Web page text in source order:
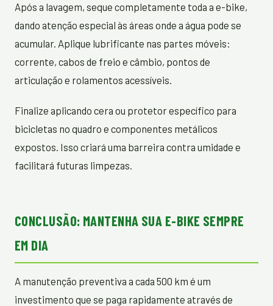
Após a lavagem, seque completamente toda a e-bike,
dando atenção especial às áreas onde a água pode se
acumular. Aplique lubrificante nas partes móveis:
corrente, cabos de freio e câmbio, pontos de
articulação e rolamentos acessíveis.
Finalize aplicando cera ou protetor específico para
bicicletas no quadro e componentes metálicos
expostos. Isso criará uma barreira contra umidade e
facilitará futuras limpezas.
CONCLUSÃO: MANTENHA SUA E-BIKE SEMPRE
EM DIA
A manutenção preventiva a cada 500 km é um
investimento que se paga rapidamente através de